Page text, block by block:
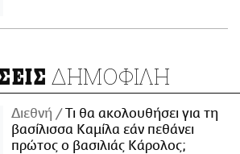
ΔΗΜΟΦΙΛΗ
Διεθνή
Τι θα ακολουθήσει για τη
βασίλισσα Καμίλα εάν πεθάνει
πρώτος ο βασιλιάς Κάρολος;